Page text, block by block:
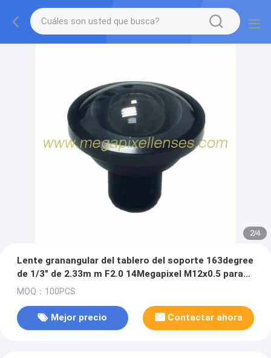
2/4
Lente granangular del tablero del soporte 163degree
de 1/3" de 2.33m m F2.0 14Megapixel M12x0.5 para
AR0330/OV4689/OV8858
MOQ：100PCS
Mejor precio Contactar ahora